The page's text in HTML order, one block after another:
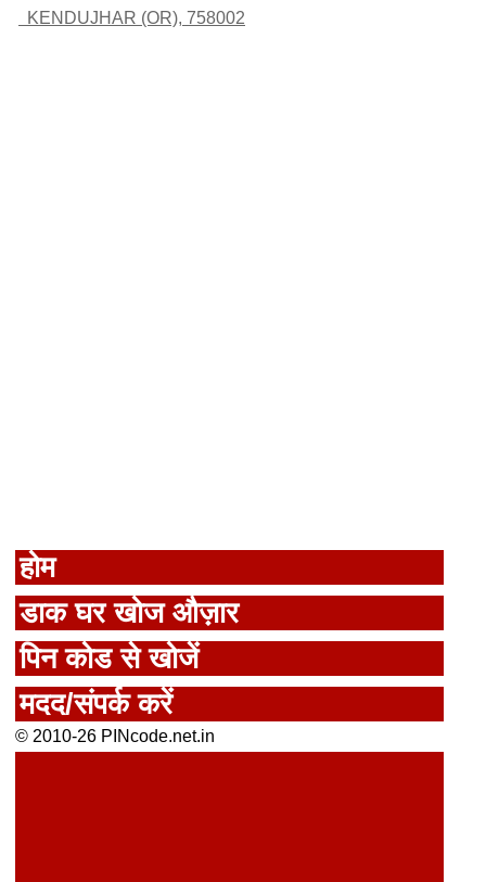
KENDUJHAR (OR), 758002
होम
डाक घर खोज औज़ार
पिन कोड से खोजें
मदद/संपर्क करें
© 2010-26 PINcode.net.in